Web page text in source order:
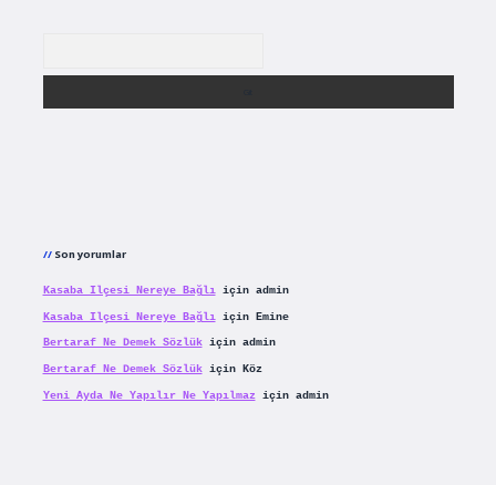
Son yorumlar
Kasaba Ilçesi Nereye Bağlıiçin admin
Kasaba Ilçesi Nereye Bağlıiçin Emine
Bertaraf Ne Demek Sözlükiçin admin
Bertaraf Ne Demek Sözlükiçin Köz
Yeni Ayda Ne Yapılır Ne Yapılmaziçin admin